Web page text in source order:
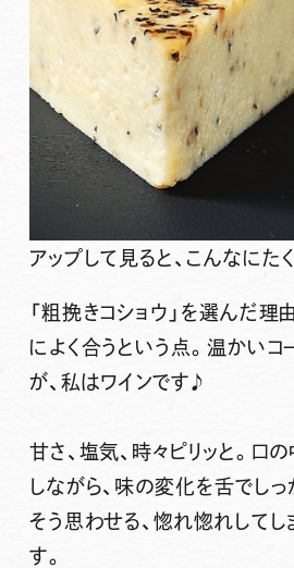
アップして見ると、こんなにた
「粗挽きコショウ」を選んだ理
によく合うという点。温かいコ
が、私はワインです♪
甘さ、塩気、時々ピリッと。口
しながら、味の変化を舌でしっ
そう思わせる、惚れ惚れしてし
す。